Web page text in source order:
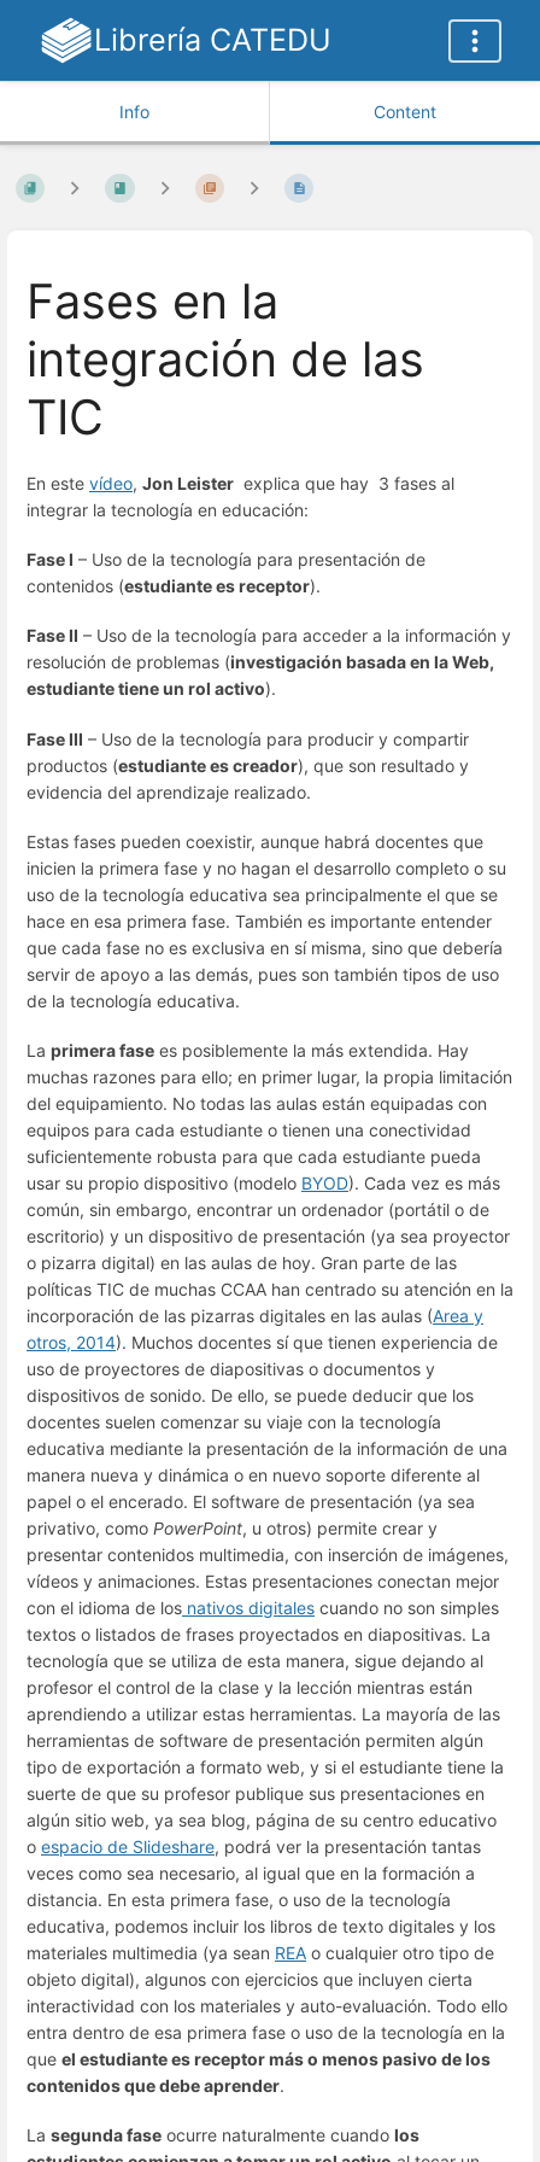
Librería CATEDU
Info Content
Fases en la
integración de las
TIC
En este vídeo, Jon Leister explica que hay 3 fases al
integrar la tecnología en educación:
Fase I – Uso de la tecnología para presentación de
contenidos (estudiante es receptor).
Fase II – Uso de la tecnología para acceder a la información y
resolución de problemas (investigación basada en la Web,
estudiante tiene un rol activo).
Fase III – Uso de la tecnología para producir y compartir
productos (estudiante es creador), que son resultado y
evidencia del aprendizaje realizado.
Estas fases pueden coexistir, aunque habrá docentes que
inicien la primera fase y no hagan el desarrollo completo o su
uso de la tecnología educativa sea principalmente el que se
hace en esa primera fase. También es importante entender
que cada fase no es exclusiva en sí misma, sino que debería
servir de apoyo a las demás, pues son también tipos de uso
de la tecnología educativa.
La primera fase es posiblemente la más extendida. Hay
muchas razones para ello; en primer lugar, la propia limitación
del equipamiento. No todas las aulas están equipadas con
equipos para cada estudiante o tienen una conectividad
suficientemente robusta para que cada estudiante pueda
usar su propio dispositivo (modelo BYOD). Cada vez es más
común, sin embargo, encontrar un ordenador (portátil o de
escritorio) y un dispositivo de presentación (ya sea proyector
o pizarra digital) en las aulas de hoy. Gran parte de las
políticas TIC de muchas CCAA han centrado su atención en la
incorporación de las pizarras digitales en las aulas (Area y
otros, 2014). Muchos docentes sí que tienen experiencia de
uso de proyectores de diapositivas o documentos y
dispositivos de sonido. De ello, se puede deducir que los
docentes suelen comenzar su viaje con la tecnología
educativa mediante la presentación de la información de una
manera nueva y dinámica o en nuevo soporte diferente al
papel o el encerado. El software de presentación (ya sea
privativo, como PowerPoint, u otros) permite crear y
presentar contenidos multimedia, con inserción de imágenes,
vídeos y animaciones. Estas presentaciones conectan mejor
con el idioma de los nativos digitales cuando no son simples
textos o listados de frases proyectados en diapositivas. La
tecnología que se utiliza de esta manera, sigue dejando al
profesor el control de la clase y la lección mientras están
aprendiendo a utilizar estas herramientas. La mayoría de las
herramientas de software de presentación permiten algún
tipo de exportación a formato web, y si el estudiante tiene la
suerte de que su profesor publique sus presentaciones en
algún sitio web, ya sea blog, página de su centro educativo
o espacio de Slideshare, podrá ver la presentación tantas
veces como sea necesario, al igual que en la formación a
distancia. En esta primera fase, o uso de la tecnología
educativa, podemos incluir los libros de texto digitales y los
materiales multimedia (ya sean REA o cualquier otro tipo de
objeto digital), algunos con ejercicios que incluyen cierta
interactividad con los materiales y auto-evaluación. Todo ello
entra dentro de esa primera fase o uso de la tecnología en la
que el estudiante es receptor más o menos pasivo de los
contenidos que debe aprender.
La segunda fase ocurre naturalmente cuando los